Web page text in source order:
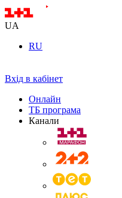
UA
RU
Вхід в кабінет
Онлайн
ТБ програма
Канали